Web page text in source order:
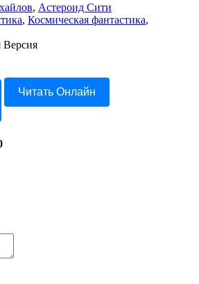
, Астероид Сити
, Космическая фантастика,
Версия
Читать Онлайн